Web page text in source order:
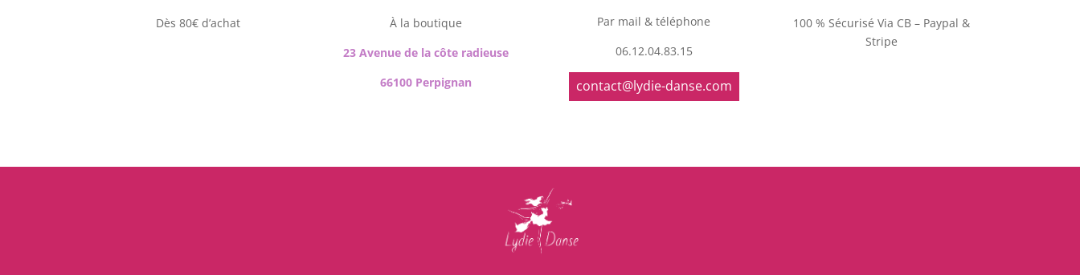
Dès 80€ d’achat
À la boutique
23 Avenue de la côte radieuse
66100 Perpignan
Par mail & téléphone
06.12.04.83.15
contact@lydie-danse.com
100 % Sécurisé Via CB – Paypal &
Stripe